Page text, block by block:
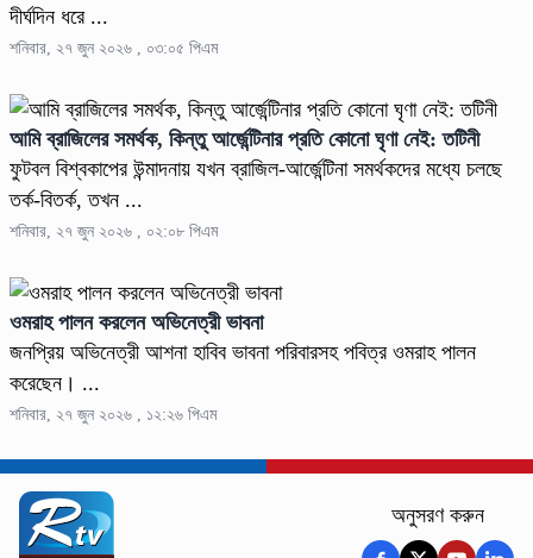
দীর্ঘদিন ধরে ...
শনিবার, ২৭ জুন ২০২৬ , ০৩:০৫ পিএম
আমি ব্রাজিলের সমর্থক, কিন্তু আর্জেন্টিনার প্রতি কোনো ঘৃণা নেই: তটিনী
ফুটবল বিশ্বকাপের উন্মাদনায় যখন ব্রাজিল-আর্জেন্টিনা সমর্থকদের মধ্যে চলছে
তর্ক-বিতর্ক, তখন ...
শনিবার, ২৭ জুন ২০২৬ , ০২:০৮ পিএম
ওমরাহ পালন করলেন অভিনেত্রী ভাবনা
জনপ্রিয় অভিনেত্রী আশনা হাবিব ভাবনা পরিবারসহ পবিত্র ওমরাহ পালন
করেছেন। ...
শনিবার, ২৭ জুন ২০২৬ , ১২:২৬ পিএম
অনুসরণ করুন